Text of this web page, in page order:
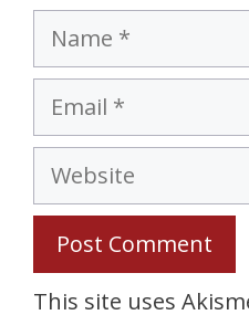
Name
Email
Website
This site uses